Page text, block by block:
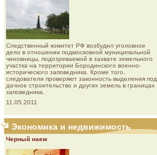
Следственный комитет РФ возбудил уголовное
дело в отношении подмосковной муниципальной
чиновницы, подозреваемой в захвате земельного
участка на территории Бородинского военно-
исторического заповедника. Кроме того,
следователи проверяют законность выделения под
дачное строительство и других земель в границах
заповедника.
11.05.2011
Экономика и недвижимость
Черный наем